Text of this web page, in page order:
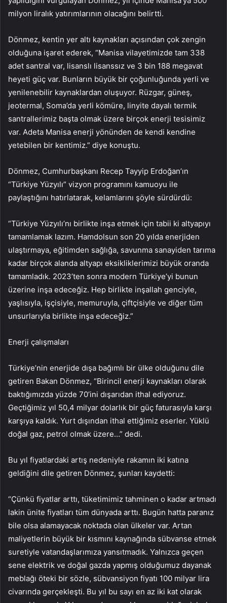
milyon liralık yatırımlarının olacağını belirtti.
Dönmez, kentin yer altı kaynakları açısından çok zengin
olduğuna işaret ederek, “Manisa vilayetimizde tam 338
adet santral var, lisanslı lisanssız ve 3 bin 188 megavat
heyeti güç var. Bunların büyük bir çoğunluğunda yerli ve
yenilenebilir kaynaklardan oluşuyor. Rüzgar, güneş,
jeotermal, Soma’da yerli kömüre, linyite dayalı termik
santrallerimiz başta olmak üzere birçok enerji tesisimiz
var. Adeta Manisa enerji yönünden de kendi kendine
yetebilen bir kentimiz.” diye konuştu.
Dönmez, Cumhurbaşkanı Recep Tayyip Erdoğan’ın
“Türkiye Yüzyılı” vizyon programını kamuoyu ile
paylaştığını hatırlatarak, kelamlarını şöyle sürdürdü:
“Türkiye Yüzyılı’nı birlikte inşa etmek için tabii ki altyapıyı
tamamlamak lazım. Hamdolsun son 20 yılda enerjiden
ulaştırmaya, eğitimden sağlığa, savunma sanayiden tarıma
kadar birçok alanda altyapı eksikliklerimizi büyük oranda
tamamladık. 2023’ten sonra modern Türkiye’yi bunun
üzerine inşa edeceğiz. Hep birlikte inşallah genciyle,
yaşlısıyla, işçisiyle, memuruyla, çiftçisiyle ve diğer tüm
unsurlarıyla birlikte inşa edeceğiz.”
Enerji çalışmaları
Türkiye’nin enerjide dışa bağımlı bir ülke olduğunu dile
getiren Bakan Dönmez, “Birincil enerji kaynakları olarak
baktığımızda yüzde 70’ini dışarıdan ithal ediyoruz.
Geçtiğimiz yıl 50,4 milyar dolarlık bir güç faturasıyla karşı
karşıya kaldık. Yurt dışından ithal ettiğimiz eserler. Yüklü
doğal gaz, petrol olmak üzere…” dedi.
Bu yıl fiyatlardaki artış nedeniyle rakamın iki katına
geldiğini dile getiren Dönmez, şunları kaydetti:
“Çünkü fiyatlar arttı, tüketimimiz tahminen o kadar artmadı
lakin ünite fiyatları tüm dünyada arttı. Bugün hatta paranız
bile olsa alamayacak noktada olan ülkeler var. Artan
maliyetlerin büyük bir kısmını kaynağında sübvanse etmek
suretiyle vatandaşlarımıza yansıtmadık. Yalnızca geçen
sene elektrik ve doğal gazda yapmış olduğumuz dayanak
meblağı öteki bir sözle, sübvansiyon fiyatı 100 milyar lira
civarında gerçekleşti. Bu yıl bu sayı en az iki kat olarak